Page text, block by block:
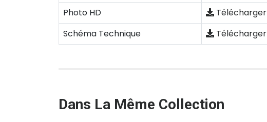
Photo HD
Télécharger
Schéma Technique
Télécharger
Dans La Même Collection